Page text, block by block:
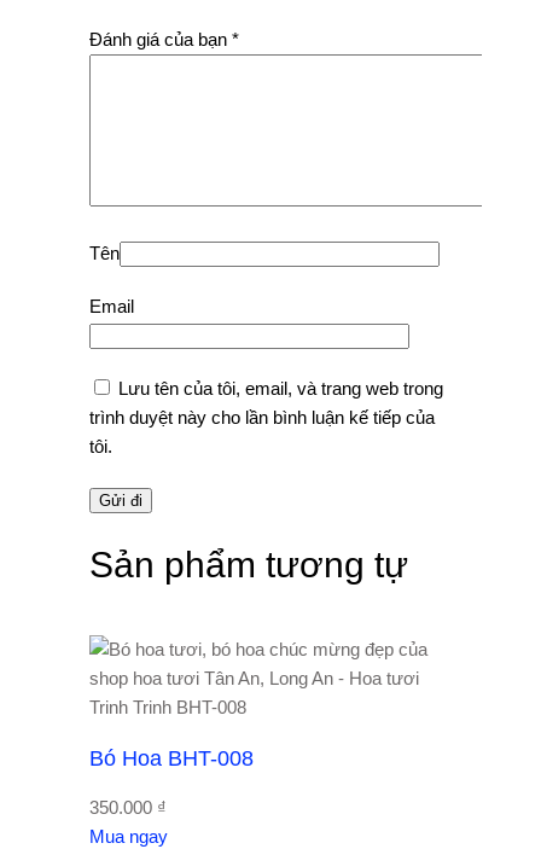
Đánh giá của bạn *
Tên
Email
Lưu tên của tôi, email, và trang web trong
trình duyệt này cho lần bình luận kế tiếp của
tôi.
Sản phẩm tương tự
Bó Hoa BHT-008
350.000 ₫
Mua ngay